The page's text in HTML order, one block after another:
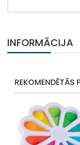
INFORMĀCIJA
REKOMENDĒTĀS